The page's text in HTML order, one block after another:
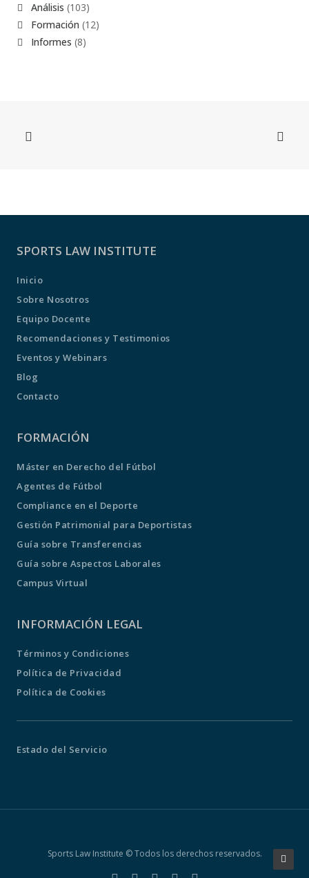
Análisis (103)
Formación (12)
Informes (8)
SPORTS LAW INSTITUTE
Inicio
Sobre Nosotros
Equipo Docente
Recomendaciones y Testimonios
Eventos y Webinars
Blog
Contacto
FORMACIÓN
Máster en Derecho del Fútbol
Agentes de Fútbol
Compliance en el Deporte
Gestión Patrimonial para Deportistas
Guía sobre Transferencias
Guía sobre Aspectos Laborales
Campus Virtual
INFORMACIÓN LEGAL
Términos y Condiciones
Política de Privacidad
Política de Cookies
Estado del Servicio
Sports Law Institute © Todos los derechos reservados.